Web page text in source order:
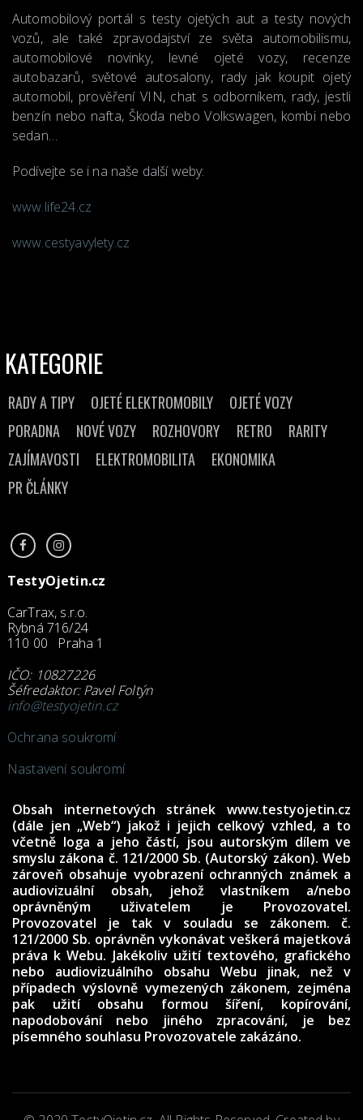
Automobilový portál s testy ojetých aut a testy nových
vozů, ale také zpravodajství ze světa automobilismu,
automobilové novinky, levné ojeté vozy, recenze
autobazarů, světové autosalony, rady jak koupit ojetý
automobil, prověření VIN, chat s odborníkem, rady, jestli
benzín nebo nafta, Škoda nebo Volkswagen, kombi nebo
sedan…
Podívejte se i na naše další weby:
www.life24.cz
www.cestyavylety.cz
KATEGORIE
RADY A TIPY OJETÉ ELEKTROMOBILY
OJETÉ VOZY
PORADNA
NOVÉ VOZY ROZHOVORY RETRO
RARITY
ZAJÍMAVOSTI
ELEKTROMOBILITA
EKONOMIKA
PR ČLÁNKY
TestyOjetin.cz
CarTrax, s.r.o.
Rybná 716/24
110 00 Praha 1
IČO: 10827226
Šéfredaktor: Pavel Foltýn
info@testyojetin.cz
Ochrana soukromí
Nastavení soukromí
Obsah internetových stránek www.testyojetin.cz
(dále jen „Web“) jakož i jejich celkový vzhled, a to
včetně loga a jeho částí, jsou autorským dílem ve
smyslu zákona č. 121/2000 Sb. (Autorský zákon). Web
zároveň obsahuje vyobrazení ochranných známek a
audiovizuální obsah, jehož vlastníkem a/nebo
oprávněným uživatelem je Provozovatel.
Provozovatel je tak v souladu se zákonem. č.
121/2000 Sb. oprávněn vykonávat veškerá majetková
práva k Webu. Jakékoliv užití textového, grafického
nebo audiovizuálního obsahu Webu jinak, než v
případech výslovně vymezených zákonem, zejména
pak užití obsahu formou šíření, kopírování,
napodobování nebo jiného zpracování, je bez
písemného souhlasu Provozovatele zakázáno.